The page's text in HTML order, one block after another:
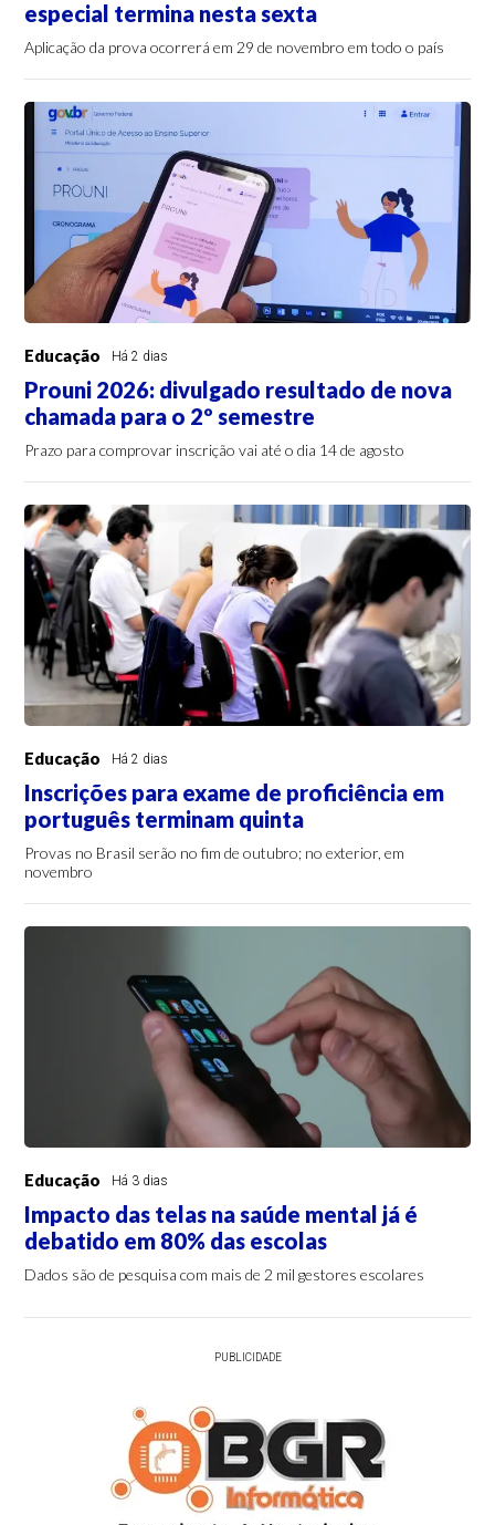
especial termina nesta sexta
Aplicação da prova ocorrerá em 29 de novembro em todo o país
Educação Há 2 dias
Prouni 2026: divulgado resultado de nova
chamada para o 2º semestre
Prazo para comprovar inscrição vai até o dia 14 de agosto
Educação Há 2 dias
Inscrições para exame de proficiência em
português terminam quinta
Provas no Brasil serão no fim de outubro; no exterior, em
novembro
Educação Há 3 dias
Impacto das telas na saúde mental já é
debatido em 80% das escolas
Dados são de pesquisa com mais de 2 mil gestores escolares
PUBLICIDADE